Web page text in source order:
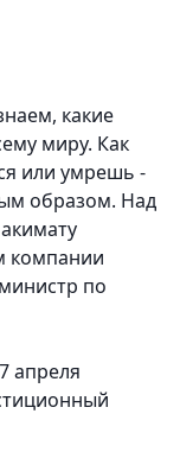
какие
миру. Как
или умрешь -
образом. Над
компании
по
апреля